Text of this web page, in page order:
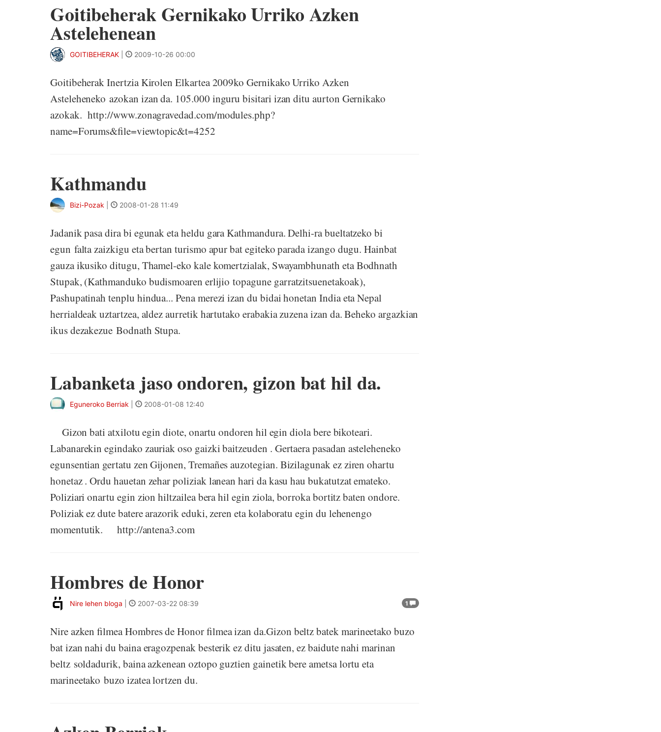
Goitibeherak Gernikako Urriko Azken
Astelehenean
GOITIBEHERAK 2009-10-26 00:00
Goitibeherak Inertzia Kirolen Elkartea 2009ko Gernikako Urriko Azken
Asteleheneko azokan izan da. 105.000 inguru bisitari izan ditu aurton Gernikako
azokak. http://www.zonagravedad.com/modules.php?
name=Forums&file=viewtopic&t=4252
Kathmandu
Bizi-Pozak 2008-01-28 11:49
Jadanik pasa dira bi egunak eta heldu gara Kathmandura. Delhi-ra bueltatzeko bi
egun falta zaizkigu eta bertan turismo apur bat egiteko parada izango dugu. Hainbat
gauza ikusiko ditugu, Thamel-eko kale komertzialak, Swayambhunath eta Bodhnath
Stupak, (Kathmanduko budismoaren erlijio topagune garratzitsuenetakoak),
Pashupatinah tenplu hindua... Pena merezi izan du bidai honetan India eta Nepal
herrialdeak uztartzea, aldez aurretik hartutako erabakia zuzena izan da. Beheko argazkian
ikus dezakezue Bodnath Stupa.
Labanketa jaso ondoren, gizon bat hil da.
Eguneroko Berriak 2008-01-08 12:40
Gizon bati atxilotu egin diote, onartu ondoren hil egin diola bere bikoteari.
Labanarekin egindako zauriak oso gaizki baitzeuden . Gertaera pasadan asteleheneko
egunsentian gertatu zen Gijonen, Tremañes auzotegian. Bizilagunak ez ziren ohartu
honetaz . Ordu hauetan zehar poliziak lanean hari da kasu hau bukatutzat emateko.
Poliziari onartu egin zion hiltzailea bera hil egin ziola, borroka bortitz baten ondore.
Poliziak ez dute batere arazorik eduki, zeren eta kolaboratu egin du lehenengo
momentutik. http://antena3.com
Hombres de Honor
1
Nire lehen bloga 2007-03-22 08:39
Nire azken filmea Hombres de Honor filmea izan da.Gizon beltz batek marineetako buzo
bat izan nahi du baina eragozpenak besterik ez ditu jasaten, ez baidute nahi marinan
beltz soldadurik, baina azkenean oztopo guztien gainetik bere ametsa lortu eta
marineetako buzo izatea lortzen du.